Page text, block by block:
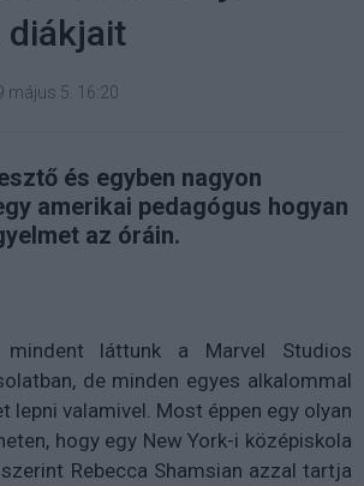
diákjait
május 5. 16:20
és egyben nagyon
amerikai pedagógus hogyan
az óráin.
láttunk a Marvel Studios
de minden egyes alkalommal
lepni valamivel. Most éppen egy olyan
hogy egy New York-i középiskola
Rebecca Shamsian azzal tartja